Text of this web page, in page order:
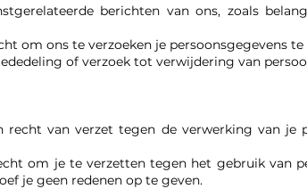
berichten van ons, zoals
om ons te verzoeken je persoonsgegevens
of verzoek tot verwijdering van
recht van verzet tegen de verwerking van
om je te verzetten tegen het gebruik van
je geen redenen op te geven.